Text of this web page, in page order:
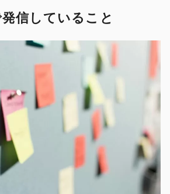
信していること